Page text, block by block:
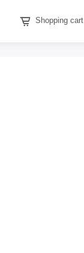
Shopping cart